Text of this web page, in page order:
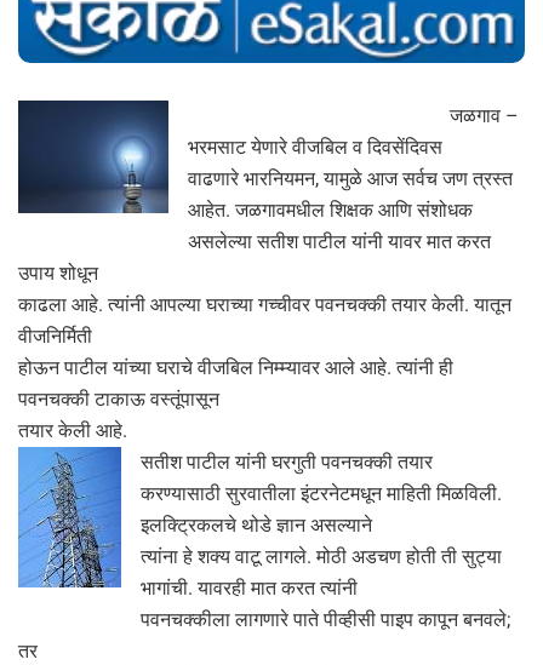
जळगाव –
भरमसाट येणारे वीजबिल व दिवसेंदिवस
वाढणारे भारनियमन, यामुळे आज सर्वच जण त्रस्त
आहेत. जळगावमधील शिक्षक आणि संशोधक
असलेल्या सतीश पाटील यांनी यावर मात करत
उपाय शोधून
काढला आहे. त्यांनी आपल्या घराच्या गच्चीवर पवनचक्की तयार केली. यातून
वीजनिर्मिती
होऊन पाटील यांच्या घराचे वीजबिल निम्म्यावर आले आहे. त्यांनी ही
पवनचक्की टाकाऊ वस्तूंपासून
तयार केली आहे.
सतीश पाटील यांनी घरगुती पवनचक्की तयार
करण्यासाठी सुरवातीला इंटरनेटमधून माहिती मिळविली.
इलक्‍ट्रिकलचे थोडे ज्ञान असल्याने
त्यांना हे शक्‍य वाटू लागले. मोठी अडचण होती ती सुट्या
भागांची. यावरही मात करत त्यांनी
पवनचक्कीला लागणारे पाते पीव्हीसी पाइप कापून बनवले;
तर